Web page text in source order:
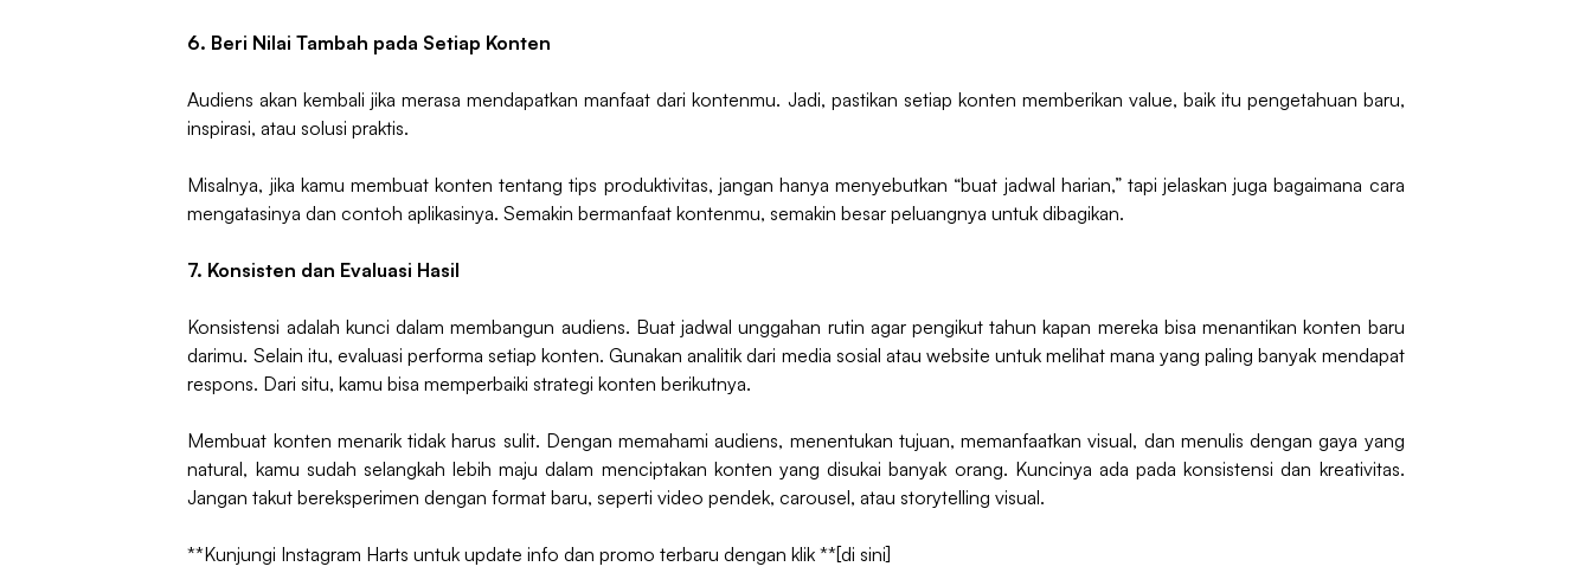
6. Beri Nilai Tambah pada Setiap Konten
Audiens akan kembali jika merasa mendapatkan manfaat dari kontenmu. Jadi, pastikan setiap konten memberikan value, baik itu pengetahuan baru,
inspirasi, atau solusi praktis.
Misalnya, jika kamu membuat konten tentang tips produktivitas, jangan hanya menyebutkan “buat jadwal harian,” tapi jelaskan juga bagaimana cara
mengatasinya dan contoh aplikasinya. Semakin bermanfaat kontenmu, semakin besar peluangnya untuk dibagikan.
7. Konsisten dan Evaluasi Hasil
Konsistensi adalah kunci dalam membangun audiens. Buat jadwal unggahan rutin agar pengikut tahun kapan mereka bisa menantikan konten baru
darimu. Selain itu, evaluasi performa setiap konten. Gunakan analitik dari media sosial atau website untuk melihat mana yang paling banyak mendapat
respons. Dari situ, kamu bisa memperbaiki strategi konten berikutnya.
Membuat konten menarik tidak harus sulit. Dengan memahami audiens, menentukan tujuan, memanfaatkan visual, dan menulis dengan gaya yang
natural, kamu sudah selangkah lebih maju dalam menciptakan konten yang disukai banyak orang. Kuncinya ada pada konsistensi dan kreativitas.
Jangan takut bereksperimen dengan format baru, seperti video pendek, carousel, atau storytelling visual.
**Kunjungi Instagram Harts untuk update info dan promo terbaru dengan klik **[di sini]